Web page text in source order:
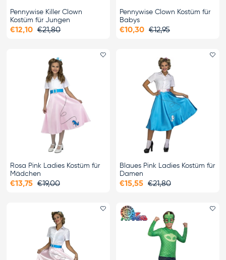
Pennywise Killer Clown
Kostüm für Jungen
€12,10 €21,80
Pennywise Clown Kostüm für
Babys
€10,30 €12,95
Favorit hinzufügen
Rosa Pink Ladies Kostüm für
Mädchen
€13,75 €19,00
Blaues Pink Ladies Kostüm für
Damen
€15,55 €21,80
Favorit hinzufügen